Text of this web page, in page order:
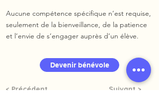
Aucune compétence spécifique n’est requise,
seulement de la bienveillance, de la patience
et l’envie de s’engager auprès d’un élève.
Devenir bénévole
Suivant >
< Précédent